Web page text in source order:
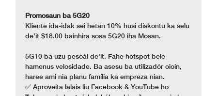
Promosaun ba 5G20
Kliente ida-idak sei hetan 10% husi diskontu ka selu
de'it $18.00 bainhira sosa 5G20 iha Mosan.
5G10 ba uzu pesoál de'it. Fahe hotspot bele
hamenus velosidade. Ba asesu ba utilizadór oioin,
haree ami nia planu família ka empreza nian.
✅ Aproveita lalais liu Facebook & YouTube ho